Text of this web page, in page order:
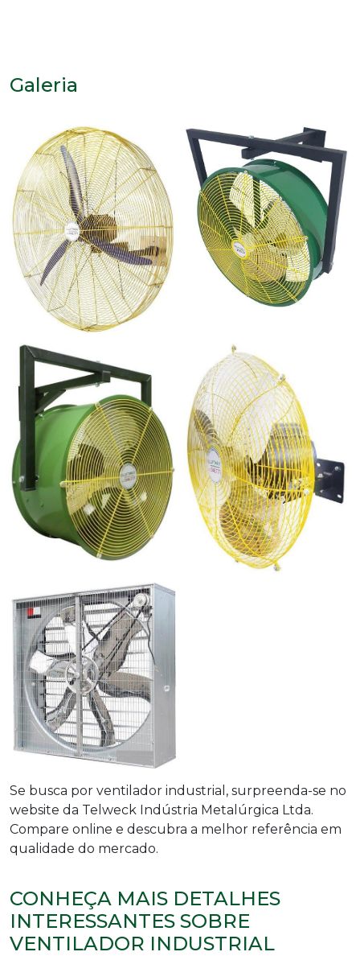
Galeria
Se busca por ventilador industrial , surpreenda-se no
website da Telweck Indústria Metalúrgica Ltda.
Compare online e descubra a melhor referência em
qualidade do mercado.
CONHEÇA MAIS DETALHES
INTERESSANTES SOBRE
VENTILADOR INDUSTRIAL